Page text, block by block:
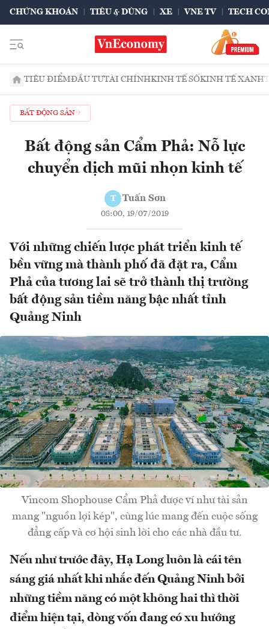
CHỨNG KHOÁN TIÊU & DÙNG XE VNE TV TECH
TIÊU ĐIỂMĐẦU TƯTÀI CHÍNHKINH TẾ SỐKINH TẾ XANH
BẤT ĐỘNG SẢN
Bất động sản Cẩm Phả: Nỗ lực
chuyển dịch mũi nhọn kinh tế
T Tuấn Sơn
08:00, 19/07/2019
Với những chiến lược phát triển kinh tế
bền vững mà thành phố đã đặt ra, Cẩm
Phả của tương lai sẽ trở thành thị trường
bất động sản tiềm năng bậc nhất tỉnh
Quảng Ninh
Vincom Shophouse Cẩm Phả được ví như tài sản
mang "nguồn lợi kép", cùng lúc mang đến cuộc sống
đẳng cấp và cơ hội sinh lời cho các nhà đầu tư.
Nếu như trước đây, Hạ Long luôn là cái tên
sáng giá nhất khi nhắc đến Quảng Ninh bởi
những tiềm năng có một không hai thì thời
điểm hiện tại, dòng vốn đang có xu hướng